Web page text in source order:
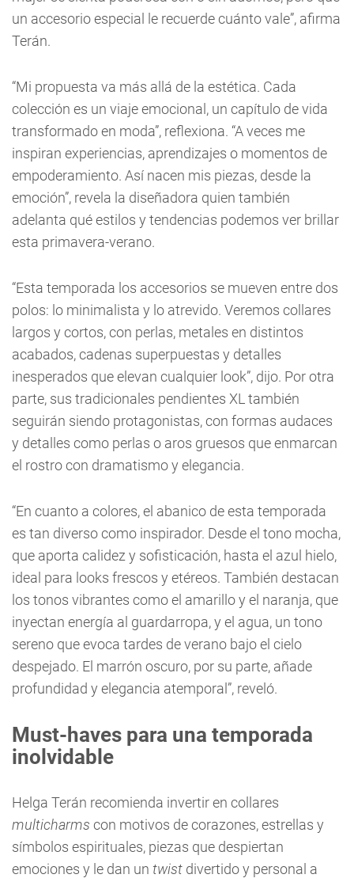
un accesorio especial le recuerde cuánto vale”, afirma
Terán.
“Mi propuesta va más allá de la estética. Cada
colección es un viaje emocional, un capítulo de vida
transformado en moda”, reflexiona. “A veces me
inspiran experiencias, aprendizajes o momentos de
empoderamiento. Así nacen mis piezas, desde la
emoción”, revela la diseñadora quien también
adelanta qué estilos y tendencias podemos ver brillar
esta primavera-verano.
“Esta temporada los accesorios se mueven entre dos
polos: lo minimalista y lo atrevido. Veremos collares
largos y cortos, con perlas, metales en distintos
acabados, cadenas superpuestas y detalles
inesperados que elevan cualquier look”, dijo. Por otra
parte, sus tradicionales pendientes XL también
seguirán siendo protagonistas, con formas audaces
y detalles como perlas o aros gruesos que enmarcan
el rostro con dramatismo y elegancia.
“En cuanto a colores, el abanico de esta temporada
es tan diverso como inspirador. Desde el tono mocha,
que aporta calidez y sofisticación, hasta el azul hielo,
ideal para looks frescos y etéreos. También destacan
los tonos vibrantes como el amarillo y el naranja, que
inyectan energía al guardarropa, y el agua, un tono
sereno que evoca tardes de verano bajo el cielo
despejado. El marrón oscuro, por su parte, añade
profundidad y elegancia atemporal”, reveló.
Must-haves para una temporada
inolvidable
Helga Terán recomienda invertir en collares
multicharms con motivos de corazones, estrellas y
símbolos espirituales, piezas que despiertan
emociones y le dan un twist divertido y personal a